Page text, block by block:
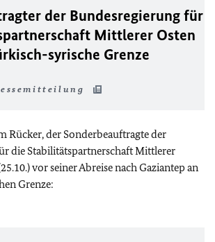
der Bundesregierung für
Mittlerer Osten
syrische Grenze
Rücker, der Sonderbeauftragte der
die Stabilitätspartnerschaft Mittlerer
vor seiner Abreise nach Gaziantep an
Grenze: